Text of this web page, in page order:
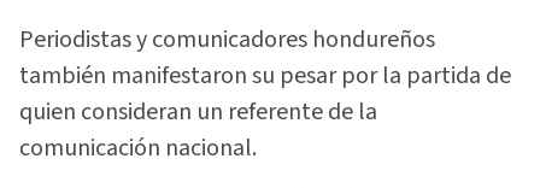
Periodistas y comunicadores hondureños
también manifestaron su pesar por la partida de
quien consideran un referente de la
comunicación nacional.